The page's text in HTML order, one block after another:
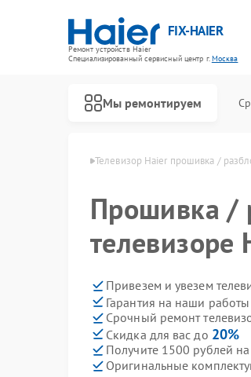
FIX-HAIER
Ремонт устройств Haier
Специализированный cервисный центр г.Москва
Мы ремонтируем
Haier в Москве Телевизор Haier прошивка /
Прошивка /
телевизоре
Привезем и увезем
Гарантия на наши
Срочный ремонт
Скидка для вас до 20%
Получите 1500 рублей
Оригинальные